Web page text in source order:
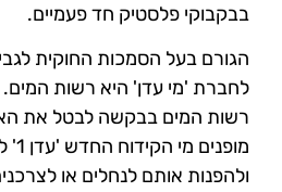
בבקבוקי פלסטיק חד פעמיים.
הגורם בעל הסמכות החוקית לגבי
לחברת 'מי עדן' היא רשות המים.
רשות המים בבקשה לבטל את
ולהפנות אותם לנחלים או